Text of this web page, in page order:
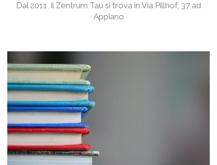
Dal 2011, il Zentrum Tau si trova in Via Pillhof, 37 ad
Appiano